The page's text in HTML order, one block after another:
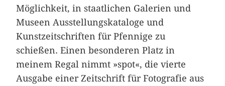
Möglichkeit, in staatlichen Galerien und
Museen Ausstellungskataloge und
Kunstzeitschriften für Pfennige zu
schießen. Einen besonderen Platz in
meinem Regal nimmt »spot«, die vierte
Ausgabe einer Zeitschrift für Fotografie aus